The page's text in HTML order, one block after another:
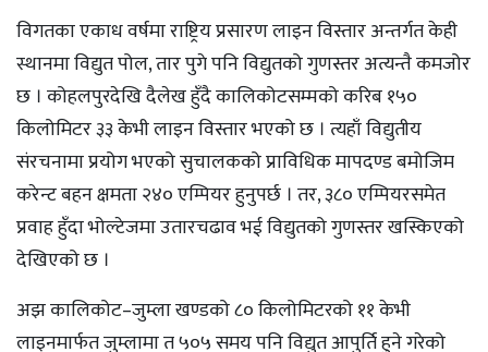
विगतका एकाध वर्षमा राष्ट्रिय प्रसारण लाइन विस्तार अन्तर्गत केही
स्थानमा विद्युत पोल, तार पुगे पनि विद्युतको गुणस्तर अत्यन्तै कमजोर
छ । कोहलपुरदेखि दैलेख हुँदै कालिकोटसम्मको करिब १५०
किलोमिटर ३३ केभी लाइन विस्तार भएको छ । त्यहाँ विद्युतीय
संरचनामा प्रयोग भएको सुचालकको प्राविधिक मापदण्ड बमोजिम
करेन्ट बहन क्षमता २४० एम्पियर हुनुपर्छ । तर, ३८० एम्पियरसमेत
प्रवाह हुँदा भोल्टेजमा उतारचढाव भई विद्युतको गुणस्तर खस्किएको
देखिएको छ ।
अझ कालिकोट–जुम्ला खण्डको ८० किलोमिटरको ११ केभी
लाइनमार्फत जुम्लामा त ५०५ समय पनि विद्युत आपुर्ति हुने गरेको